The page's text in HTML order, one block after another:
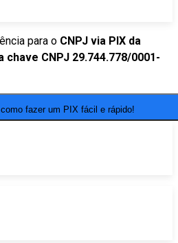
para o CNPJ via PIX da
CNPJ 29.744.778/0001-
fazer um PIX fácil e rápido!